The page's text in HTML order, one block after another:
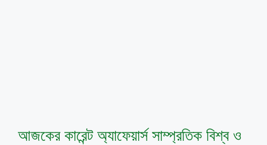
আজকের কারেন্ট অ্যাফেয়ার্স সাম্প্রতিক বিশ্ব ও